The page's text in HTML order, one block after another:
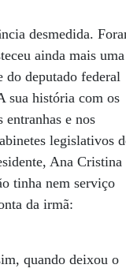
desmedida.
ainda mais uma
do deputado federal
sua história com os
e nos
legislativos
Ana Cristina
tinha nem serviço
da irmã:
quando deixou o